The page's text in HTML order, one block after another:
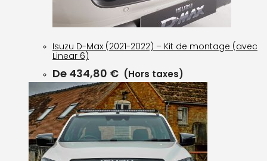
Isuzu D-Max (2021-2022) – Kit de montage (avec
Linear 6)
De 434,80 € (Hors taxes)